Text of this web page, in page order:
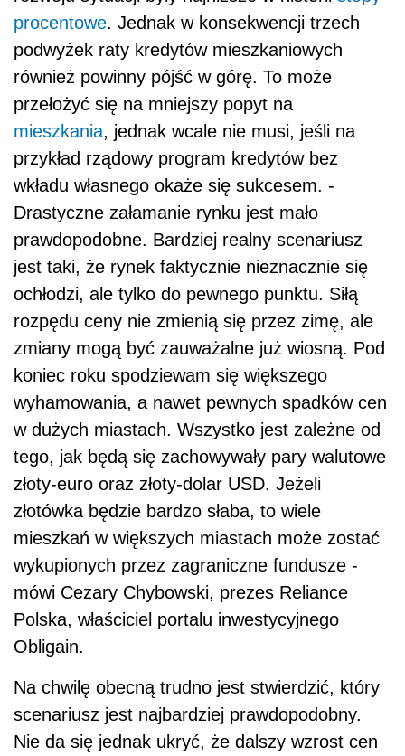
procentowe. Jednak w konsekwencji trzech
podwyżek raty kredytów mieszkaniowych
również powinny pójść w górę. To może
przełożyć się na mniejszy popyt na
mieszkania, jednak wcale nie musi, jeśli na
przykład rządowy program kredytów bez
wkładu własnego okaże się sukcesem. -
Drastyczne załamanie rynku jest mało
prawdopodobne. Bardziej realny scenariusz
jest taki, że rynek faktycznie nieznacznie się
ochłodzi, ale tylko do pewnego punktu. Siłą
rozpędu ceny nie zmienią się przez zimę, ale
zmiany mogą być zauważalne już wiosną. Pod
koniec roku spodziewam się większego
wyhamowania, a nawet pewnych spadków cen
w dużych miastach. Wszystko jest zależne od
tego, jak będą się zachowywały pary walutowe
złoty-euro oraz złoty-dolar USD. Jeżeli
złotówka będzie bardzo słaba, to wiele
mieszkań w większych miastach może zostać
wykupionych przez zagraniczne fundusze -
mówi Cezary Chybowski, prezes Reliance
Polska, właściciel portalu inwestycyjnego
Obligain.
Na chwilę obecną trudno jest stwierdzić, który
scenariusz jest najbardziej prawdopodobny.
Nie da się jednak ukryć, że dalszy wzrost cen